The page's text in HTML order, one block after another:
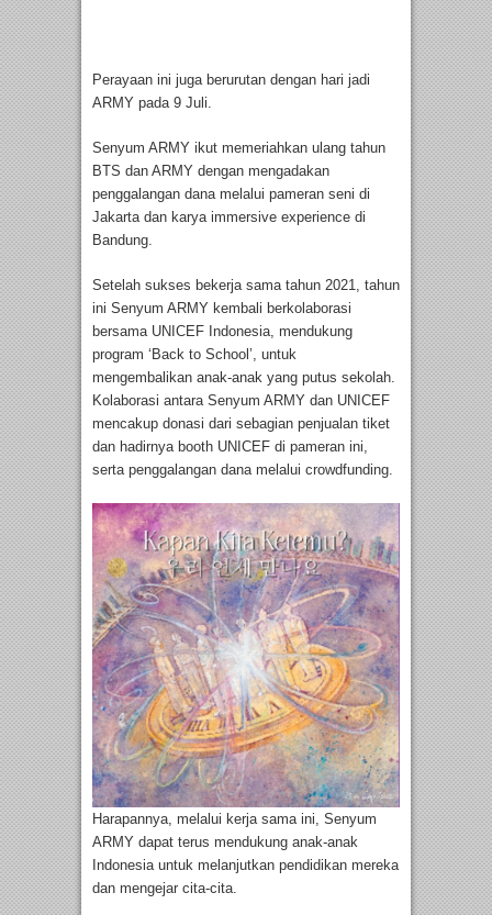
Perayaan ini juga berurutan dengan hari jadi
ARMY pada 9 Juli.
Senyum ARMY ikut memeriahkan ulang tahun
BTS dan ARMY dengan mengadakan
penggalangan dana melalui pameran seni di
Jakarta dan karya immersive experience di
Bandung.
Setelah sukses bekerja sama tahun 2021, tahun
ini Senyum ARMY kembali berkolaborasi
bersama UNICEF Indonesia, mendukung
program ‘Back to School’, untuk
mengembalikan anak-anak yang putus sekolah.
Kolaborasi antara Senyum ARMY dan UNICEF
mencakup donasi dari sebagian penjualan tiket
dan hadirnya booth UNICEF di pameran ini,
serta penggalangan dana melalui crowdfunding.
Harapannya, melalui kerja sama ini, Senyum
ARMY dapat terus mendukung anak-anak
Indonesia untuk melanjutkan pendidikan mereka
dan mengejar cita-cita.